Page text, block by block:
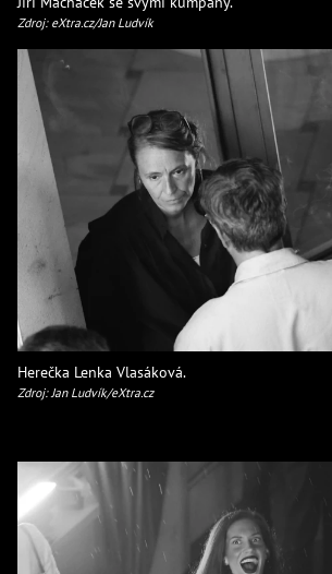
Zdroj: eXtra.cz/Jan Ludvík
Herečka Lenka Vlasáková.
Zdroj: Jan Ludvík/eXtra.cz